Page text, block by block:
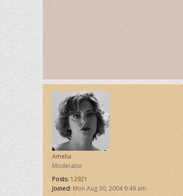
Amelia
Moderator
Posts: 12921
Joined:Mon Aug 30, 2004 9:49 am